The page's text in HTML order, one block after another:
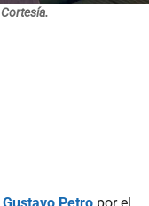
Cortesía.
Gustavo Petro por el